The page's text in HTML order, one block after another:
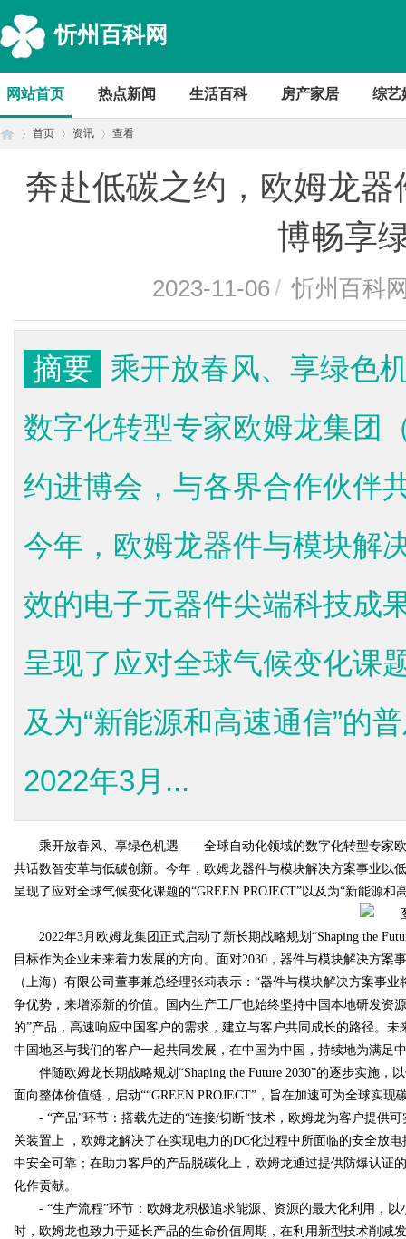
忻州百科网
网站首页 热点新闻 生活百科 房产家居 综艺
首页 资讯 查看
奔赴低碳之约，欧姆龙
博畅享
2023-11-06/ 忻州百科
摘要
乘开放春风、享绿色
数字化转型专家欧姆龙集团
约进博会，与各界合作伙伴
今年，欧姆龙器件与模块解
效的电子元器件尖端科技成
呈现了应对全球气候变化课
及为“新能源和高速通信”的
2022年3月...
乘开放春风、享绿色机遇——全球自动化领域的数字化转型专家
共话数智变革与低碳创新。今年，欧姆龙器件与模块解决方案事业以
呈现了应对全球气候变化课题的“GREEN PROJECT”以及为“新能源
2022年3月欧姆龙集团正式启动了新长期战略规划“Shaping the
目标作为企业未来着力发展的方向。面对2030，器件与模块解决方
（上海）有限公司董事兼总经理张莉表示：“器件与模块解决方案事
争优势，来增添新的价值。国内生产工厂也始终坚持中国本地研发资
的”产品，高速响应中国客户的需求，建立与客户共同成长的路径。
中国地区与我们的客户一起共同发展，在中国为中国，持续地为满足
伴随欧姆龙长期战略规划“Shaping the Future 2030”的逐步实施
面向整体价值链，启动““GREEN PROJECT”，旨在加速可为全球实
- “产品”环节：搭载先进的“连接/切断“技术，欧姆龙为客户提供
关装置上 ，欧姆龙解决了在实现电力的DC化过程中所面临的安全放
中安全可靠；在助⼒客⼾的产品脱碳化上，欧姆⻰通过提供防爆认证
化作贡献。
- “生产流程”环节：欧姆龙积极追求能源、资源的最大化利用，
时，欧姆龙也致力于延长产品的生命价值周期，在利⽤新型技术削减